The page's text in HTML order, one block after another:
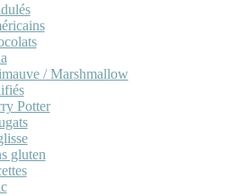
/ Marshmallow
Potter
gluten